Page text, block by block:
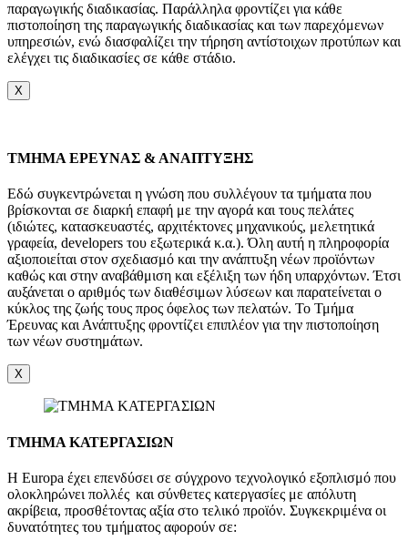
παραγωγικής διαδικασίας. Παράλληλα φροντίζει για κάθε
πιστοποίηση της παραγωγικής διαδικασίας και των παρεχόμενων
υπηρεσιών, ενώ διασφαλίζει την τήρηση αντίστοιχων προτύπων και
ελέγχει τις διαδικασίες σε κάθε στάδιο.
X
TMHMA ΕΡΕΥΝΑΣ & ΑΝΑΠΤΥΞΗΣ
Εδώ συγκεντρώνεται η γνώση που συλλέγουν τα τμήματα που
βρίσκονται σε διαρκή επαφή με την αγορά και τους πελάτες
(ιδιώτες, κατασκευαστές, αρχιτέκτονες μηχανικούς, μελετητικά
γραφεία, developers του εξωτερικά κ.α.). Όλη αυτή η πληροφορία
αξιοποιείται στον σχεδιασμό και την ανάπτυξη νέων προϊόντων
καθώς και στην αναβάθμιση και εξέλιξη των ήδη υπαρχόντων. Έτσι
αυξάνεται ο αριθμός των διαθέσιμων λύσεων και παρατείνεται ο
κύκλος της ζωής τους προς όφελος των πελατών. Το Τμήμα
Έρευνας και Ανάπτυξης φροντίζει επιπλέον για την πιστοποίηση
των νέων συστημάτων.
X
ΤΜΗΜΑ ΚΑΤΕΡΓΑΣΙΩΝ
Η Europa έχει επενδύσει σε σύγχρονο τεχνολογικό εξοπλισμό που
ολοκληρώνει πολλές και σύνθετες κατεργασίες με απόλυτη
ακρίβεια, προσθέτοντας αξία στο τελικό προϊόν. Συγκεκριμένα οι
δυνατότητες του τμήματος αφορούν σε: